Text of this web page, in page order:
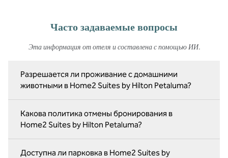
Часто задаваемые вопросы
Эта информация от отеля и составлена с помощью ИИ.
Разрешается ли проживание с домашними
животными в Home2 Suites by Hilton Petaluma?
Какова политика отмены бронирования в
Home2 Suites by Hilton Petaluma?
Доступна ли парковка в Home2 Suites by